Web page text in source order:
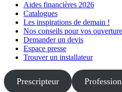
Aides financières 2026
Catalogues
Les inspirations de demain !
Nos conseils pour vos
Demander un devis
Espace presse
Trouver un installateur
Prescripteur